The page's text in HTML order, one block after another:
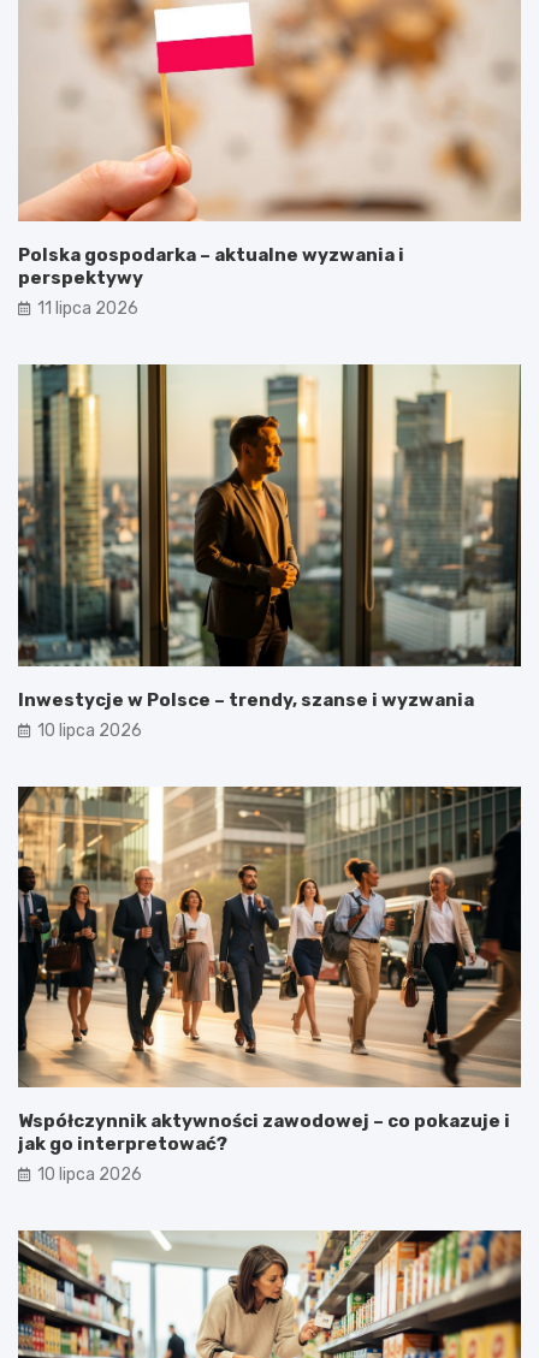
Polska gospodarka – aktualne wyzwania i
perspektywy
11 lipca 2026
Inwestycje w Polsce – trendy, szanse i wyzwania
10 lipca 2026
Współczynnik aktywności zawodowej – co pokazuje i
jak go interpretować?
10 lipca 2026